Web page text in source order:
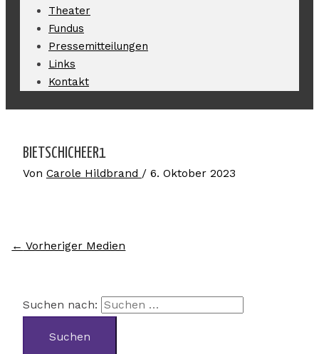
Theater
Fundus
Pressemitteilungen
Links
Kontakt
BIETSCHICHEER1
Von Carole Hildbrand / 6. Oktober 2023
← Vorheriger Medien
Suchen nach: